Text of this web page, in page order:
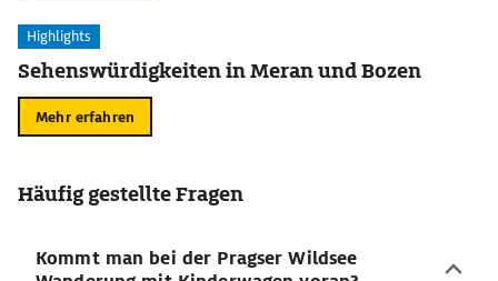
Highlights
Sehenswürdigkeiten in Meran und Bozen
Mehr erfahren
Häufig gestellte Fragen
Kommt man bei der Pragser Wildsee